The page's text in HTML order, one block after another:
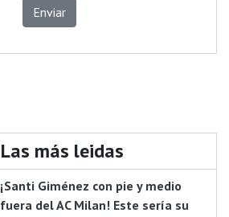
Enviar
Las más leidas
¡Santi Giménez con pie y medio
fuera del AC Milan! Este sería su